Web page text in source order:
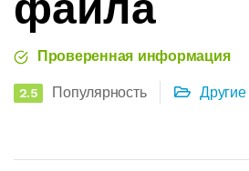
Проверенная информация
2.5 Популярность